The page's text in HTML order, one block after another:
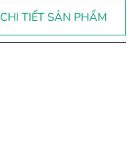
CHI TIẾT SẢN PHẨM